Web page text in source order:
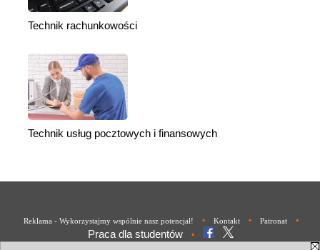
Technik rachunkowości
Technik usług pocztowych i finansowych
Reklama - Wykorzystajmy wspólnie nasz potencjał! • Kontakt • Patronat •
Praca dla studentów •